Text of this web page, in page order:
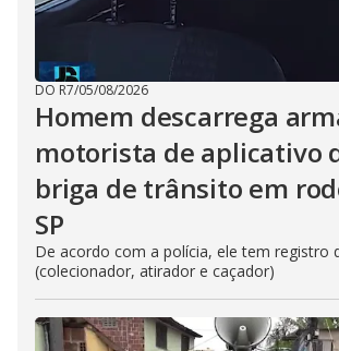
DO R7/05/08/2026
Homem descarrega
motorista de aplicativo
briga de trânsito em
SP
De acordo com a polícia, ele tem registro
(colecionador, atirador e caçador)